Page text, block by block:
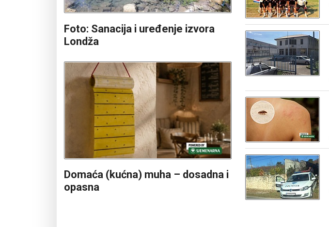
Foto: Sanacija i uređenje izvora
Londža
Domaća (kućna) muha – dosadna i
opasna